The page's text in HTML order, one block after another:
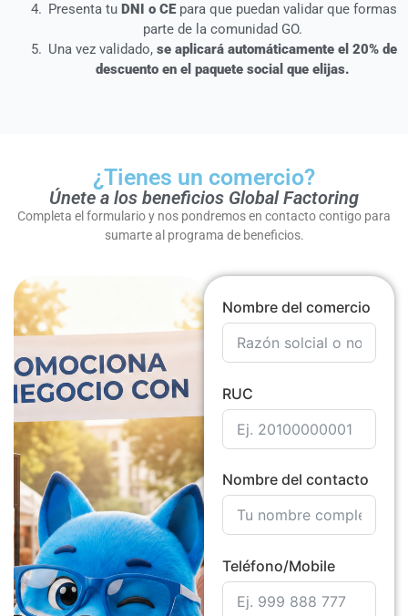
Presenta tu DNI o CEpara que puedan validar que formas
parte de la comunidad GO.
Una vez validado, se aplicará automáticamente el 20% de
descuento en el paquete social que elijas.
¿Tienes un comercio?
Únete a los beneficios Global Factoring
Completa el formulario y nos pondremos en contacto contigo para
sumarte al programa de beneficios.
Nombre del comercio
RUC
Nombre del contacto
Teléfono/Mobile